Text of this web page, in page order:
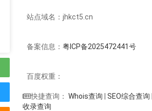
站点域名：jhkct5.cn
备案信息： 粤ICP备2025472441号
百度权重：
快捷查询： Whois查询 SEO综合查询
收录查询